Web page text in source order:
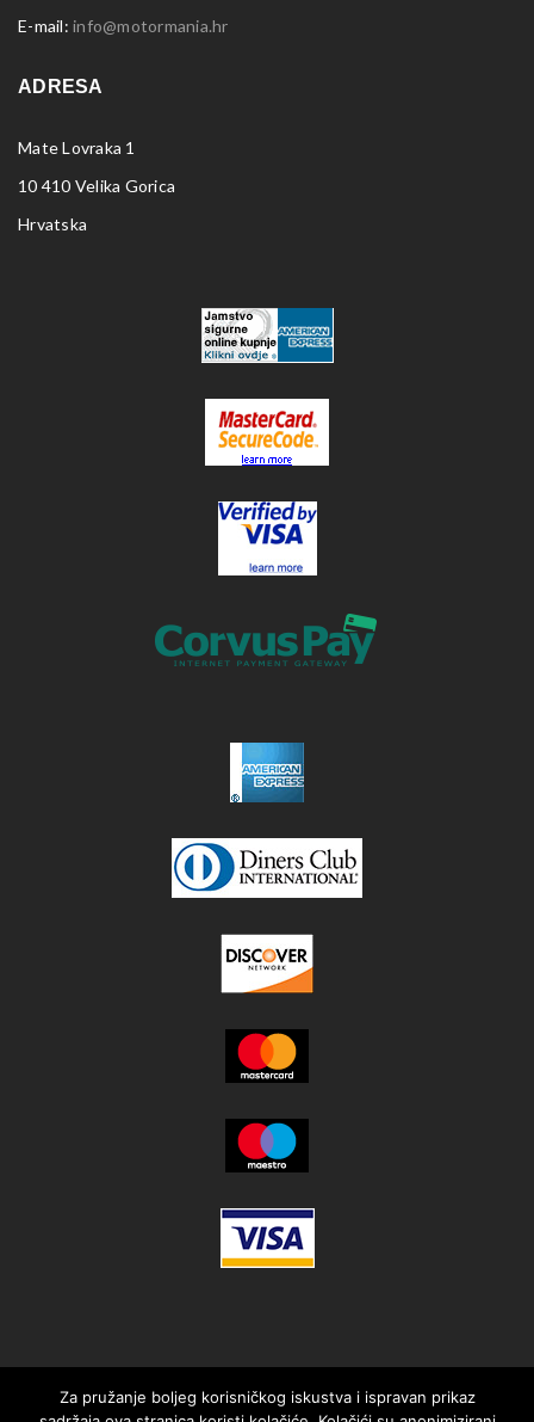
E-mail: info@motormania.hr
ADRESA
Mate Lovraka 1
10 410 Velika Gorica
Hrvatska
Za pružanje boljeg korisničkog iskustva i ispravan prikaz